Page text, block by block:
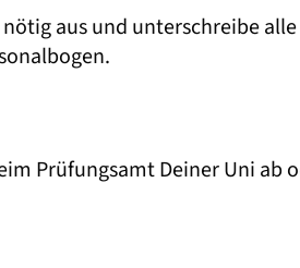
aus und unterschreibe
Prüfungsamt Deiner Uni ab